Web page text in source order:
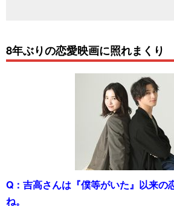
8年ぶりの恋愛映画に照れまくり
Q： 吉高さんは『僕等がいた』以来の
ね。